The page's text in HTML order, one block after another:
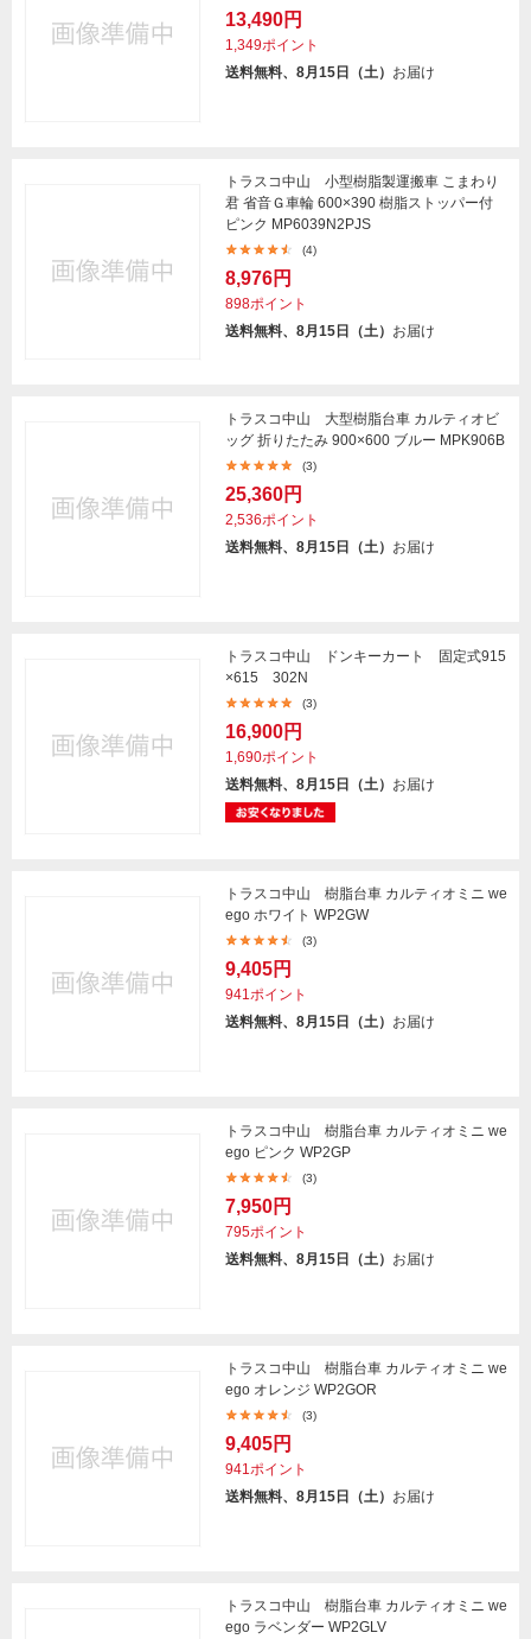
13,490円
1,349ポイント
送料無料、8月15日（土） お届け
トラスコ中山 小型樹脂製運搬車 こまわり
君 省音Ｇ車輪 600×390 樹脂ストッパー付
ピンク MP6039N2PJS
(4)
8,976円
898ポイント
送料無料、8月15日（土） お届け
トラスコ中山 大型樹脂台車 カルティオビ
ッグ 折りたたみ 900×600 ブルー MPK906B
(3)
25,360円
2,536ポイント
送料無料、8月15日（土） お届け
トラスコ中山 ドンキーカート 固定式915
×615 302N
(3)
16,900円
1,690ポイント
送料無料、8月15日（土） お届け
トラスコ中山 樹脂台車 カルティオミニ we
ego ホワイト WP2GW
(3)
9,405円
941ポイント
送料無料、8月15日（土） お届け
トラスコ中山 樹脂台車 カルティオミニ we
ego ピンク WP2GP
(3)
7,950円
795ポイント
送料無料、8月15日（土） お届け
トラスコ中山 樹脂台車 カルティオミニ we
ego オレンジ WP2GOR
(3)
9,405円
941ポイント
送料無料、8月15日（土） お届け
トラスコ中山 樹脂台車 カルティオミニ we
ego ラベンダー WP2GLV